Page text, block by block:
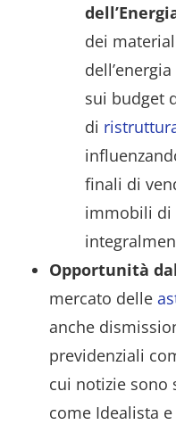
dei
sui budget
di
finali di
immobili di
Opportunità
mercato delle
anche
previdenziali
cui notizie sono
come Idealista